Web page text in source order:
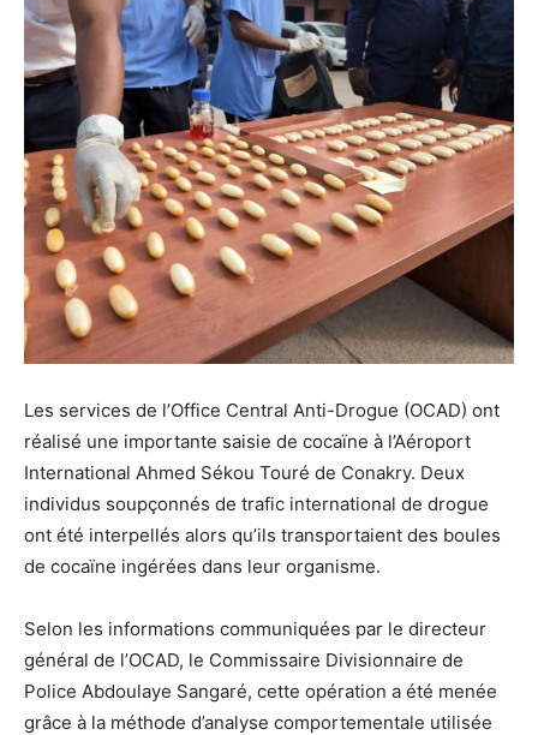
Les services de l’Office Central Anti-Drogue (OCAD) ont
réalisé une importante saisie de cocaïne à l’Aéroport
International Ahmed Sékou Touré de Conakry. Deux
individus soupçonnés de trafic international de drogue
ont été interpellés alors qu’ils transportaient des boules
de cocaïne ingérées dans leur organisme.
Selon les informations communiquées par le directeur
général de l’OCAD, le Commissaire Divisionnaire de
Police Abdoulaye Sangaré, cette opération a été menée
grâce à la méthode d’analyse comportementale utilisée